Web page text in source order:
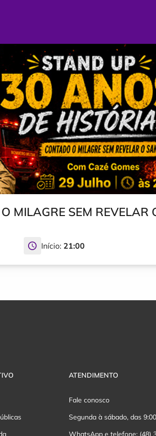
MILAGRE SEM REVELAR
Início: 21:00
ATENDIMENTO
Fale conosco
Segunda à sábado, das
WhatsApp e telefone: (48)